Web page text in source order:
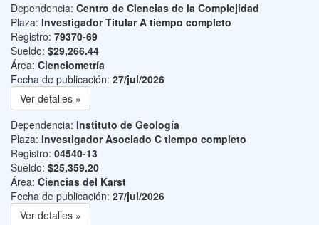
Dependencia: Centro de Ciencias de la Complejidad
Plaza: Investigador Titular A tiempo completo
Registro: 79370-69
Sueldo: $29,266.44
Área: Cienciometría
Fecha de publicación: 27/jul/2026
Ver detalles »
Dependencia: Instituto de Geología
Plaza: Investigador Asociado C tiempo completo
Registro: 04540-13
Sueldo: $25,359.20
Área: Ciencias del Karst
Fecha de publicación: 27/jul/2026
Ver detalles »